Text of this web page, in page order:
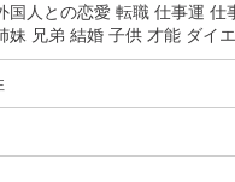
国人との恋愛 転職 仕事運
妹 兄弟 結婚 子供 才能 ダイ